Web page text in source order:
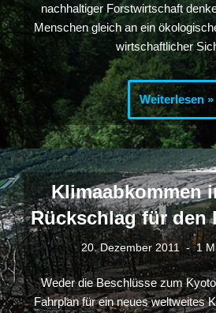
nachhaltiger Forstwirtschaft
Menschen gleich an ein
wirtschaftlicher
Weiterlesen »
Klimaabkommen
Rückschlag für den
20. Dezember 2011 1
Weder die Beschlüsse zum
Fahrplan für ein neues weltweites